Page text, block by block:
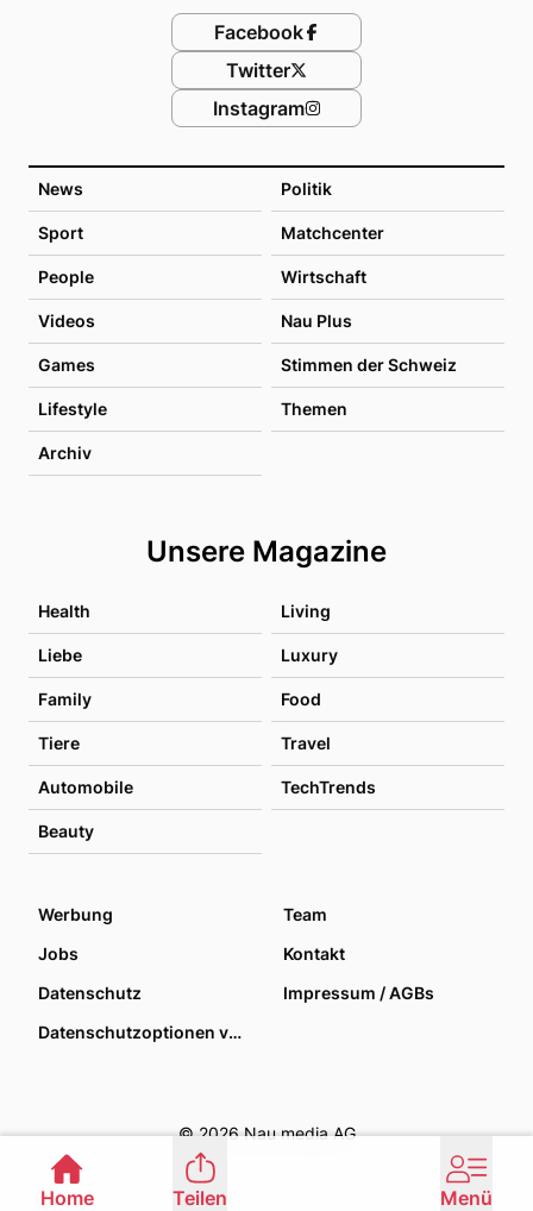
News Politik
Sport Matchcenter
People Wirtschaft
Videos Nau Plus
Games Stimmen der Schweiz
Lifestyle Themen
Archiv
Unsere Magazine
Health Living
Liebe Luxury
Family Food
Tiere Travel
Automobile TechTrends
Beauty
Facebook
Twitter
Instagram
Werbung
Team
Jobs
Kontakt
Datenschutz
Impressum / AGBs
Datenschutzoptionen verwalten
© 2026 Nau media AG
Home Teilen Menü